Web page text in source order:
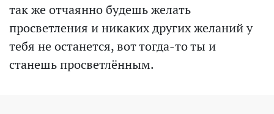
так же отчаянно будешь желать
просветления и никаких других желаний у
тебя не останется, вот тогда-то ты и
станешь просветлённым.